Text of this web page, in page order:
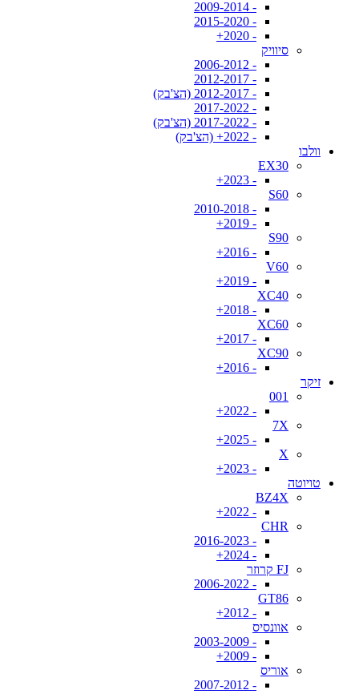
- 2009-2014
- 2015-2020
- 2020+
סיוויק
- 2006-2012
- 2012-2017
- 2012-2017 (הצ'בק)
- 2017-2022
- 2017-2022 (הצ'בק)
- 2022+ (הצ'בק)
וולבו
EX30
- 2023+
S60
- 2010-2018
- 2019+
S90
- 2016+
V60
- 2019+
XC40
- 2018+
XC60
- 2017+
XC90
- 2016+
זיקר
001
- 2022+
7X
- 2025+
X
- 2023+
טויוטה
BZ4X
- 2022+
CHR
- 2016-2023
- 2024+
FJ קרוזר
- 2006-2022
GT86
- 2012+
אוונסיס
- 2003-2009
- 2009+
אוריס
- 2007-2012